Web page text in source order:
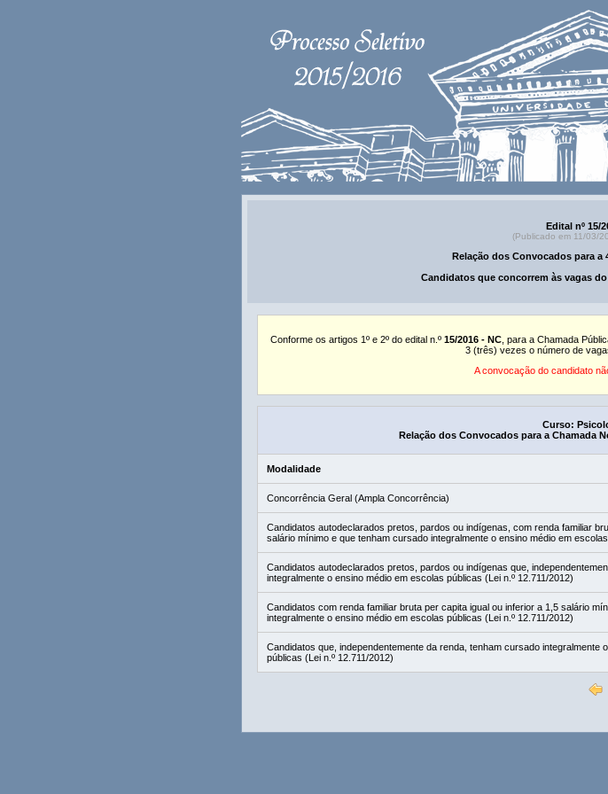
Edital nº 15/
(Publicado em 11/03/
Relação dos Convocados para a
Candidatos que concorrem às vagas
Conforme os artigos 1º e 2º do edital n.º 15/2016 - NC , para a Chamada
3 (três) vezes o número de
A convocação do candidato
Curso:
Relação dos Convocados para a Chamada
Modalidade
Concorrência Geral (Ampla Concorrência)
Candidatos autodeclarados pretos, pardos ou indígenas, com renda familiar
salário mínimo e que tenham cursado integralmente o ensino médio em
Candidatos autodeclarados pretos, pardos ou indígenas que,
integralmente o ensino médio em escolas públicas (Lei n.º 12.711/2012)
Candidatos com renda familiar bruta per capita igual ou inferior a 1,5 salário
integralmente o ensino médio em escolas públicas (Lei n.º 12.711/2012)
Candidatos que, independentemente da renda, tenham cursado integralmente
públicas (Lei n.º 12.711/2012)